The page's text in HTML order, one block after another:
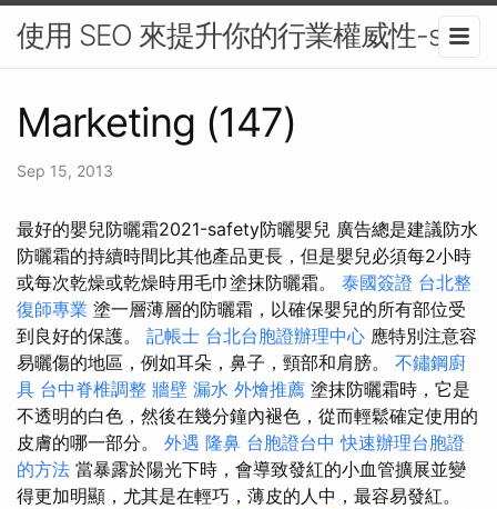
使用 SEO 來提升你的行業權威性-seo
Marketing (147)
Sep 15, 2013
最好的嬰兒防曬霜2021-safety防曬嬰兒 廣告總是建議防水
防曬霜的持續時間比其他產品更長，但是嬰兒必須每2小時
或每次乾燥或乾燥時用毛巾塗抹防曬霜。 泰國簽證 台北整
復師專業 塗一層薄層的防曬霜，以確保嬰兒的所有部位受
到良好的保護。 記帳士 台北台胞證辦理中心 應特別注意容
易曬傷的地區，例如耳朵，鼻子，頸部和肩膀。 不鏽鋼廚
具 台中脊椎調整 牆壁 漏水 外燴推薦 塗抹防曬霜時，它是
不透明的白色，然後在幾分鐘內褪色，從而輕鬆確定使用的
皮膚的哪一部分。 外遇 隆鼻 台胞證台中 快速辦理台胞證
的方法 當暴露於陽光下時，會導致發紅的小血管擴展並變
得更加明顯，尤其是在輕巧，薄皮的人中，最容易發紅。